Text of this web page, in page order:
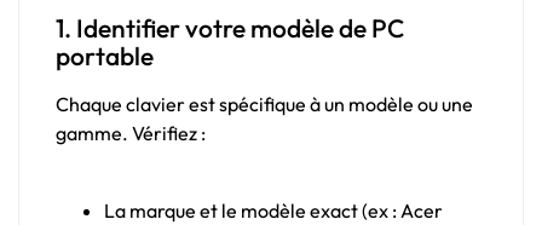
1. Identifier votre modèle de PC
portable
Chaque clavier est spécifique à un modèle ou une
gamme. Vérifiez :
La marque et le modèle exact (ex : Acer